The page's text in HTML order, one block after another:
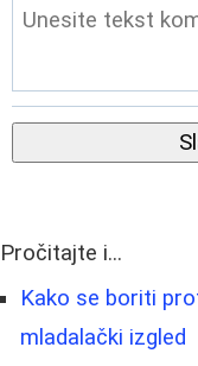
Pročitajte i...
Kako se boriti
mladalački izgled